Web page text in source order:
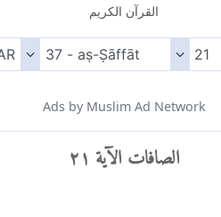
القرآن الكريم
Ads by Muslim Ad Network
الصافات الآية ٢١